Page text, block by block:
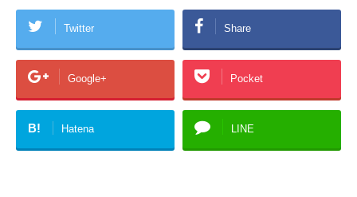
Twitter Share
Google+ Pocket
B! Hatena LINE